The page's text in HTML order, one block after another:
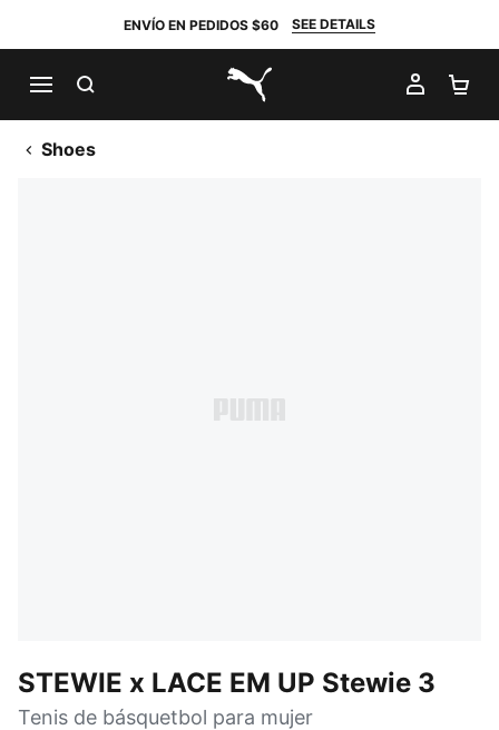
ENVÍO EN PEDIDOS $60 SEE DETAILS
PUMA.com
MI
Shoes
STEWIE x LACE EM UP Stewie 3
Tenis de básquetbol para mujer